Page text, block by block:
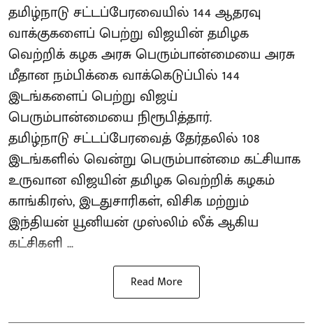
தமிழ்நாடு சட்டப்பேரவையில் 144 ஆதரவு
வாக்குகளைப் பெற்று விஜயின் தமிழக
வெற்றிக் கழக அரசு பெரும்பான்மையை அரசு
மீதான நம்பிக்கை வாக்கெடுப்பில் 144
இடங்களைப் பெற்று விஜய்
பெரும்பான்மையை நிரூபித்தார்.
தமிழ்நாடு சட்டப்பேரவைத் தேர்தலில் 108
இடங்களில் வென்று பெரும்பான்மை கட்சியாக
உருவான விஜயின் தமிழக வெற்றிக் கழகம்
காங்கிரஸ், இடதுசாரிகள், விசிக மற்றும்
இந்தியன் யூனியன் முஸ்லிம் லீக் ஆகிய
கட்சிகளி ...
Read More